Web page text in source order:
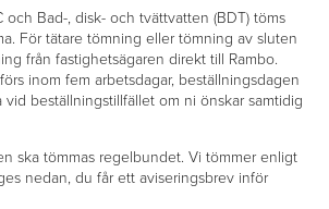
och Bad-, disk- och tvättvatten (BDT) töms
För tätare tömning eller tömning av sluten
från fastighetsägaren direkt till Rambo.
inom fem arbetsdagar, beställningsdagen
vid beställningstillfället om ni önskar samtidig
ska tömmas regelbundet. Vi tömmer enligt
nedan, du får ett aviseringsbrev inför